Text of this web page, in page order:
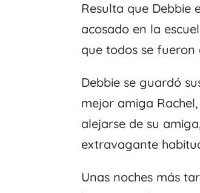
Resulta que Debbie
acosado en la
que todos se fueron
Debbie se guardó
mejor amiga
alejarse de su
extravagante
Unas noches más